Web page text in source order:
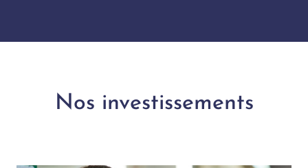
Nos investissements